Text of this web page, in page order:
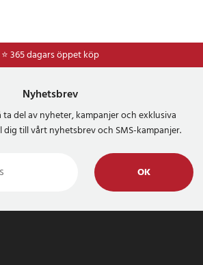
⭐ 365 dagars öppet köp
⭐Frakt 49kr *
Nyhetsbrev
del av nyheter, kampanjer och exklusiva
till vårt nyhetsbrev och SMS-kampanjer.
OK